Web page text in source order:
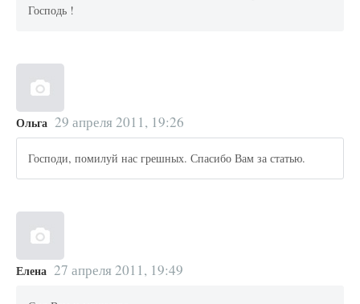
Господь !
Ольга 29 апреля 2011, 19:26
Господи, помилуй нас грешных. Спасибо Вам за статью.
Елена 27 апреля 2011, 19:49